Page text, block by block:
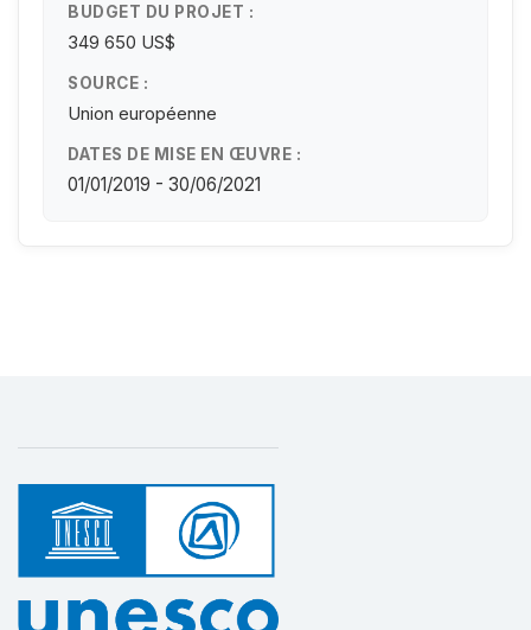
BUDGET DU PROJET :
349 650 US$
SOURCE :
Union européenne
DATES DE MISE EN ŒUVRE :
01/01/2019 - 30/06/2021